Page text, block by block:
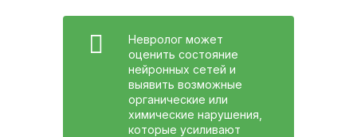
Невролог может
оценить состояние
нейронных сетей и
выявить возможные
органические или
химические нарушения,
которые усиливают